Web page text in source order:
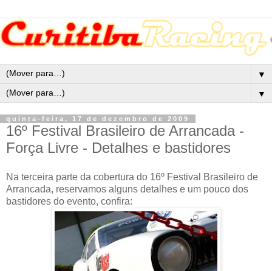
▼
▼
quinta-feira, 17 de dezembro de 2009
16º Festival Brasileiro de Arrancada -
Força Livre - Detalhes e bastidores
Na terceira parte da cobertura do 16º Festival Brasileiro de
Arrancada, reservamos alguns detalhes e um pouco dos
bastidores do evento, confira: